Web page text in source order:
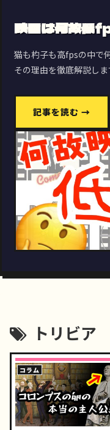
映画は何故低
猫も杓子も高fpsの中で
その理由を徹底解説しま
記事を読む →
トリビア
コラム